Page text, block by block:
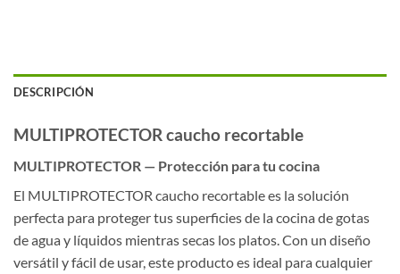
DESCRIPCIÓN
MULTIPROTECTOR caucho recortable
MULTIPROTECTOR — Protección para tu cocina
El MULTIPROTECTOR caucho recortable es la solución
perfecta para proteger tus superficies de la cocina de gotas
de agua y líquidos mientras secas los platos. Con un diseño
versátil y fácil de usar, este producto es ideal para cualquier